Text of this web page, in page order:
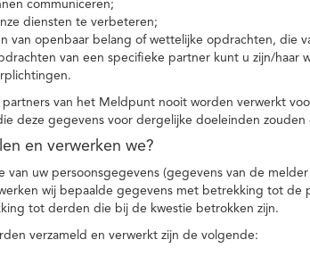
communiceren;
diensten te verbeteren;
van openbaar belang of wettelijke opdrachten, die
van een specifieke partner kunt u zijn/haar
van het Meldpunt nooit worden verwerkt
deze gegevens voor dergelijke doeleinden zouden
en verwerken we?
van uw persoonsgegevens (gegevens van de
wij bepaalde gegevens met betrekking tot
tot derden die bij de kwestie betrokken zijn.
verzameld en verwerkt zijn de volgende: